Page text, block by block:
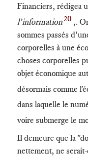
Financiers, rédigea
l’information20 ,.
sommes passés
corporelles à une
choses corporelles
objet économique
désormais comme
dans laquelle le
voire submerge le
Il demeure que la
nettement, ne